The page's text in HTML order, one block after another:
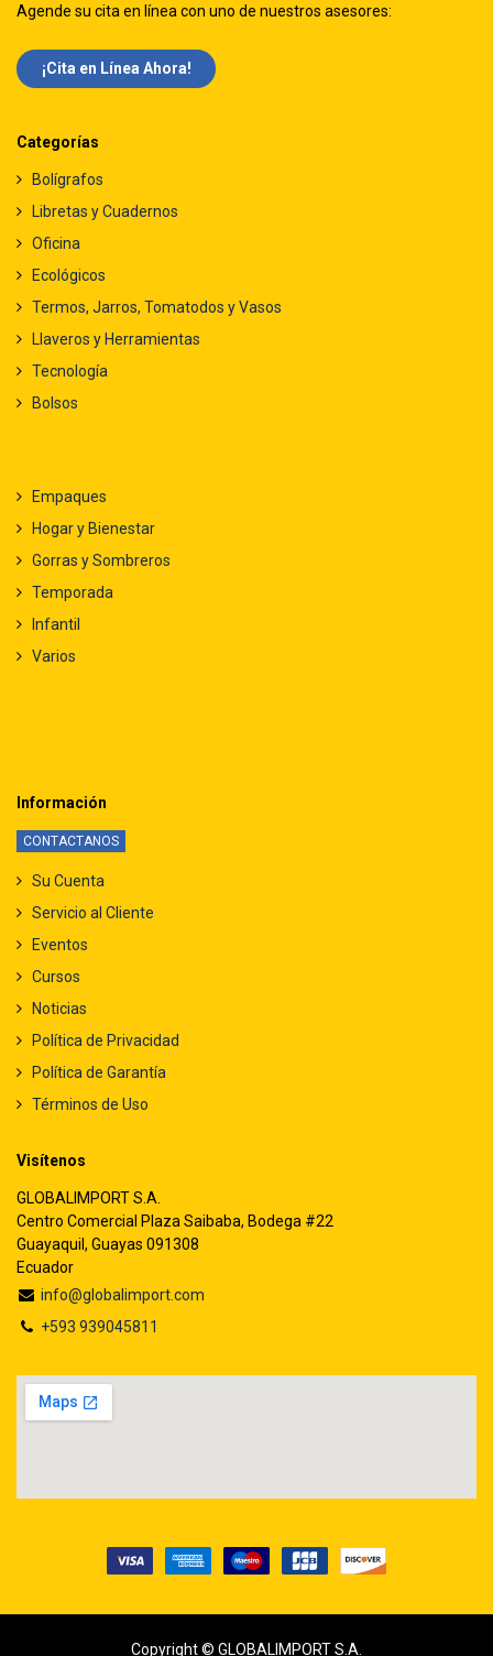
Agende su cita en línea con uno de nuestros asesores:
¡Cita en Línea Ah​​ora!
Categorías
Bolígrafos
Libretas y Cuadernos
Oficina
Ecológicos
Termos, Jarros, Tomatodos y Vasos
Llaveros y Herramientas
Tecnología
Bolsos
Empaques
Hogar y Bienestar
Gorras y Sombreros
Temporada
Infantil
Varios
Información
CONTACTANOS
Su Cuenta
Servicio al Cliente
Eventos
Cursos
Noticias
Política de Privacidad
Política de Garantía
Términos de Uso
Visítenos
GLOBALIMPORT S.A.
Centro Comercial Plaza Saibaba, Bodega #22
Guayaquil, Guayas 091308
Ecuador
info@globalimport.com
+593 939045811
Copyright © GLOBALIMPORT S.A.